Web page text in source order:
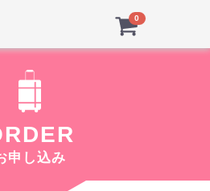
0
申し込み